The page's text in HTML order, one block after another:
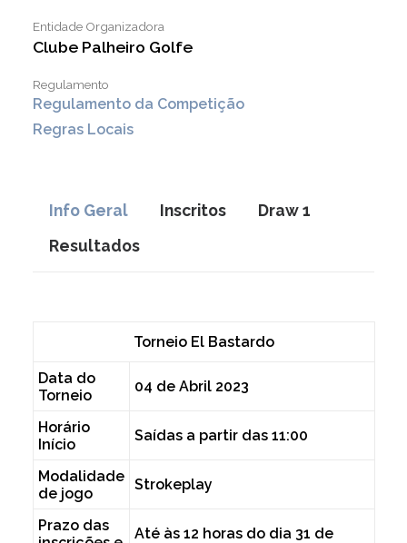
Entidade Organizadora
Clube Palheiro Golfe
Regulamento
Regulamento da Competição
Regras Locais
Info Geral Inscritos
Draw 1
Resultados
Torneio El Bastardo
Data do
Torneio
04 de Abril 2023
Horário
Início
Saídas a partir das 11:00
Modalidade
de jogo
Strokeplay
Prazo das
Até às 12 horas do dia 31 de